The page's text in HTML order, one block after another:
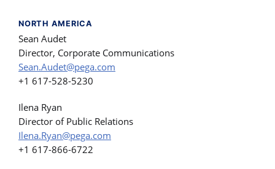
NORTH AMERICA
Sean Audet
Director, Corporate Communications
Sean.Audet@pega.com
+1 617-528-5230
Ilena Ryan
Director of Public Relations
Ilena.Ryan@pega.com
+1 617-866-6722